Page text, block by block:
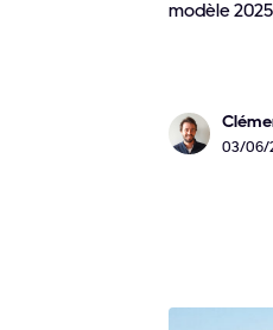
modèle
03/06/